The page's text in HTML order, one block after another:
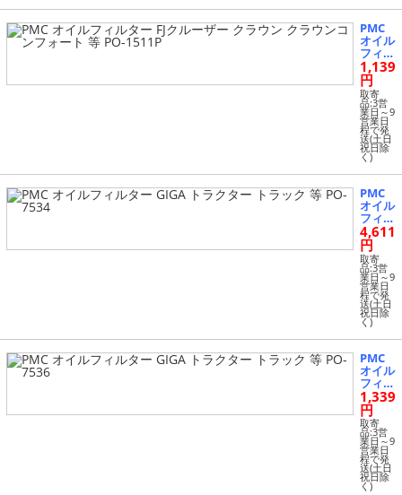
PMC
オイル
フィル
ター FJ
クルー
ザー
クラウ
ン ク
ラウン
コンフ
ォート
等 PO-
1511P
1,139
円
取寄
品:3営
業日～9
営業日
程で発
送(土日
祝日除
く)
PMC
オイル
フィル
ター G
IGA ト
ラクタ
ー ト
ラック
等 PO-
7534
4,611
円
取寄
品:3営
業日～9
営業日
程で発
送(土日
祝日除
く)
PMC
オイル
フィル
ター G
IGA ト
ラクタ
ー ト
ラック
等 PO-
7536
1,339
円
取寄
品:3営
業日～9
営業日
程で発
送(土日
祝日除
く)